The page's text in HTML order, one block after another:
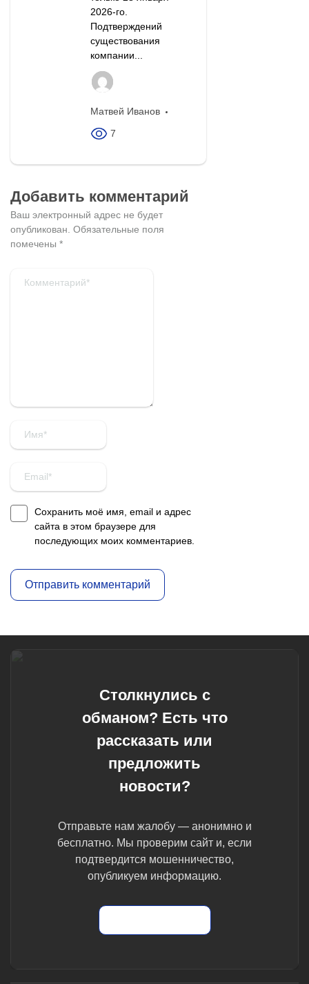
2026-го.
Подтверждений
существования
компании...
Матвей Иванов
7
Добавить комментарий
Ваш электронный адрес не будет
опубликован. Обязательные поля
помечены *
Сохранить моё имя, email и адрес
сайта в этом браузере для
последующих моих комментариев.
Столкнулись с
обманом? Есть что
рассказать или
предложить
новости?
Отправьте нам жалобу — анонимно и
бесплатно. Мы проверим сайт и, если
подтвердится мошенничество,
опубликуем информацию.